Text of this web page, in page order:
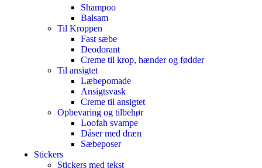
Shampoo
Balsam
Til Kroppen
Fast sæbe
Deodorant
Creme til krop, hænder og fødder
Til ansigtet
Læbepomade
Ansigtsvask
Creme til ansigtet
Opbevaring og tilbehør
Loofah svampe
Dåser med dræn
Sæbeposer
Stickers
Stickers med tekst